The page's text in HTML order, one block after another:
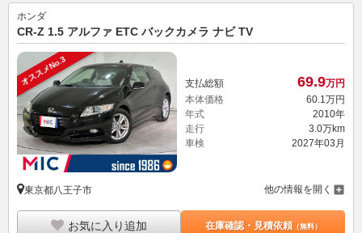
ホンダ
CR-Z 1.5 アルファ ETC バックカメラ ナビ TV
オススメNo.3 支払総額 69.9万円
本体価格
60.1万円
年式
2010年
走行
3.0万km
車検
2027年03月
東京都八王子市 他の情報を開く
お気に入り追加 在庫確認・見積依頼（無料）